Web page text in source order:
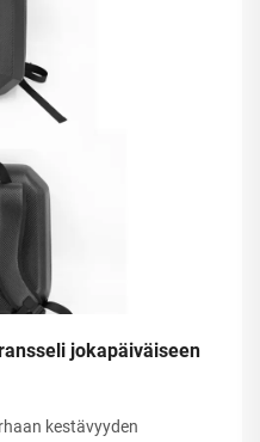
jokapäiväiseen
kestävyyden